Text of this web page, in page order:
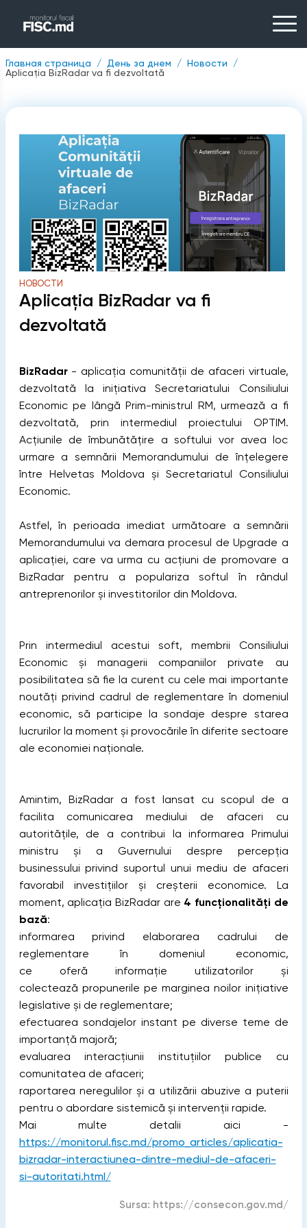
Главная страница День за днем
Новости
Aplicația BizRadar va fi dezvoltată
НОВОСТИ
Aplicația BizRadar va fi
dezvoltată
BizRadar - aplicația comunității de afaceri virtuale,
dezvoltată la inițiativa Secretariatului Consiliului
Economic pe lângă Prim-ministrul RM, urmează a fi
dezvoltată, prin intermediul proiectului OPTIM.
Acțiunile de îmbunătățire a softului vor avea loc
urmare a semnării Memorandumului de înțelegere
între Helvetas Moldova și Secretariatul Consiliului
Economic.
Astfel, în perioada imediat următoare a semnării
Memorandumului va demara procesul de Upgrade a
aplicației, care va urma cu acțiuni de promovare a
BizRadar pentru a populariza softul în rândul
antreprenorilor și investitorilor din Moldova.
Prin intermediul acestui soft, membrii Consiliului
Economic și managerii companiilor private au
posibilitatea să fie la curent cu cele mai importante
noutăți privind cadrul de reglementare în domeniul
economic, să participe la sondaje despre starea
lucrurilor la moment și provocările în diferite sectoare
ale economiei naționale.
Amintim, BizRadar a fost lansat cu scopul de a
facilita comunicarea mediului de afaceri cu
autoritățile, de a contribui la informarea Primului
ministru și a Guvernului despre percepția
businessului privind suportul unui mediu de afaceri
favorabil investițiilor și creșterii economice. La
moment, aplicația BizRadar are 4 funcționalități de
bază:
informarea privind elaborarea cadrului de
reglementare în domeniul economic,
ce oferă informație utilizatorilor și
colectează propunerile pe marginea noilor inițiative
legislative și de reglementare;
efectuarea sondajelor instant pe diverse teme de
importanță majoră;
evaluarea interacțiunii instituțiilor publice cu
comunitatea de afaceri;
raportarea neregulilor și a utilizării abuzive a puterii
pentru o abordare sistemică și intervenții rapide.
Mai multe detalii aici -
https://monitorul.fisc.md/promo_articles/aplicatia-
bizradar-interactiunea-dintre-mediul-de-afaceri-
si-autoritati.html/
Sursa: https://consecon.gov.md/